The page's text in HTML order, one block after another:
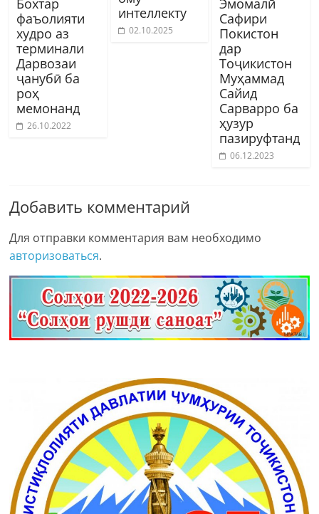
Бохтар
фаъолияти
худро аз
терминали
Дарвозаи
ҷанубӣ ба
роҳ
мемонанд
26.10.2022
интеллекту
02.10.2025
Эмомалӣ
Сафири
Покистон
дар
Тоҷикистон
Муҳаммад
Сайид
Сарварро ба
ҳузур
пазируфтанд
06.12.2023
Добавить комментарий
Для отправки комментария вам необходимо
авторизоваться.